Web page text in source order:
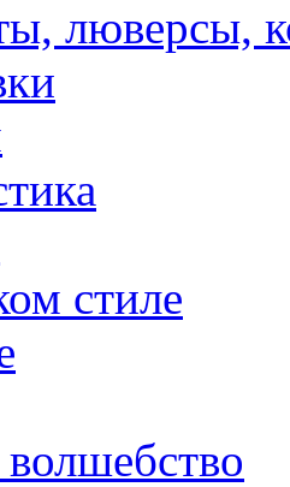
люверсы,
стиле